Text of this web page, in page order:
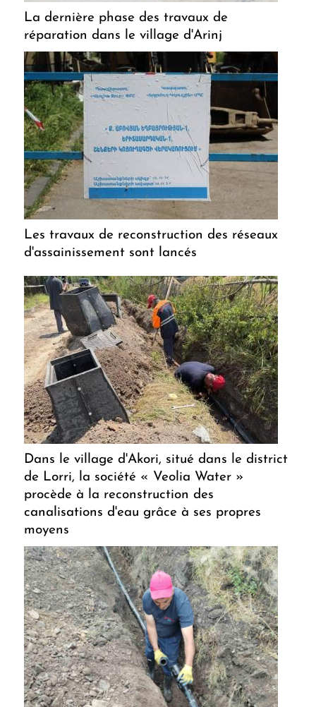
La dernière phase des travaux de
réparation dans le village d'Arinj
Les travaux de reconstruction des réseaux
d'assainissement sont lancés
Dans le village d'Akori, situé dans le district
de Lorri, la société « Veolia Water »
procède à la reconstruction des
canalisations d'eau grâce à ses propres
moyens